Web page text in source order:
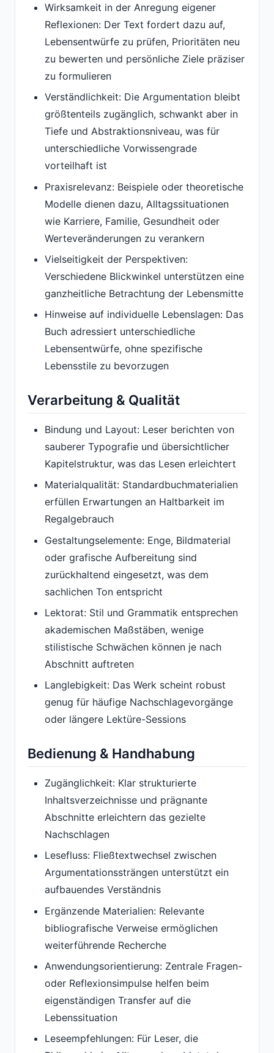
Wirksamkeit in der Anregung eigener
Reflexionen: Der Text fordert dazu auf,
Lebensentwürfe zu prüfen, Prioritäten neu
zu bewerten und persönliche Ziele präziser
zu formulieren
Verständlichkeit: Die Argumentation bleibt
größtenteils zugänglich, schwankt aber in
Tiefe und Abstraktionsniveau, was für
unterschiedliche Vorwissengrade
vorteilhaft ist
Praxisrelevanz: Beispiele oder theoretische
Modelle dienen dazu, Alltagssituationen
wie Karriere, Familie, Gesundheit oder
Werteveränderungen zu verankern
Vielseitigkeit der Perspektiven:
Verschiedene Blickwinkel unterstützen eine
ganzheitliche Betrachtung der Lebensmitte
Hinweise auf individuelle Lebenslagen: Das
Buch adressiert unterschiedliche
Lebensentwürfe, ohne spezifische
Lebensstile zu bevorzugen
Verarbeitung & Qualität
Bindung und Layout: Leser berichten von
sauberer Typografie und übersichtlicher
Kapitelstruktur, was das Lesen erleichtert
Materialqualität: Standardbuchmaterialien
erfüllen Erwartungen an Haltbarkeit im
Regalgebrauch
Gestaltungselemente: Enge, Bildmaterial
oder grafische Aufbereitung sind
zurückhaltend eingesetzt, was dem
sachlichen Ton entspricht
Lektorat: Stil und Grammatik entsprechen
akademischen Maßstäben, wenige
stilistische Schwächen können je nach
Abschnitt auftreten
Langlebigkeit: Das Werk scheint robust
genug für häufige Nachschlagevorgänge
oder längere Lektüre-Sessions
Bedienung & Handhabung
Zugänglichkeit: Klar strukturierte
Inhaltsverzeichnisse und prägnante
Abschnitte erleichtern das gezielte
Nachschlagen
Lesefluss: Fließtextwechsel zwischen
Argumentationssträngen unterstützt ein
aufbauendes Verständnis
Ergänzende Materialien: Relevante
bibliografische Verweise ermöglichen
weiterführende Recherche
Anwendungsorientierung: Zentrale Fragen-
oder Reflexionsimpulse helfen beim
eigenständigen Transfer auf die
Lebenssituation
Leseempfehlungen: Für Leser, die